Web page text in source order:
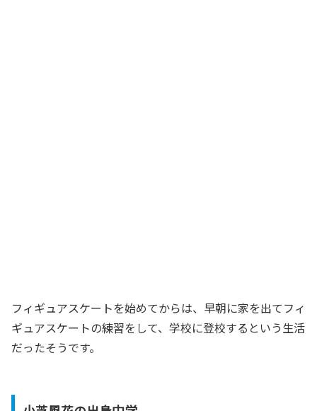
フィギュアスケートを始めてからは、早朝に家を出てフィ
ギュアスケートの練習をして、学校に登校するという生活
だったそうです。